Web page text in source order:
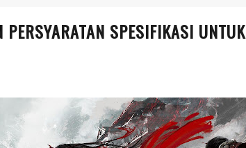
SPESIFIKASI UNTUK